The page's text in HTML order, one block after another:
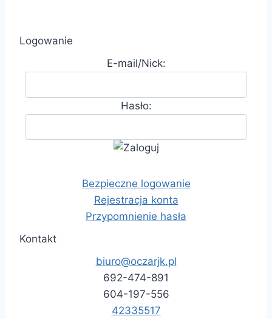
Logowanie
E-mail/Nick:
Hasło:
Bezpieczne logowanie
Rejestracja konta
Przypomnienie hasła
Kontakt
biuro@oczarjk.pl
692-474-891
604-197-556
42335517